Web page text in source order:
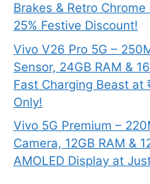
Brakes & Retro
25% Festive Discount!
Vivo V26 Pro 5G –
Sensor, 24GB RAM &
Fast Charging Beast at
Only!
Vivo 5G Premium –
Camera, 12GB RAM &
AMOLED Display at